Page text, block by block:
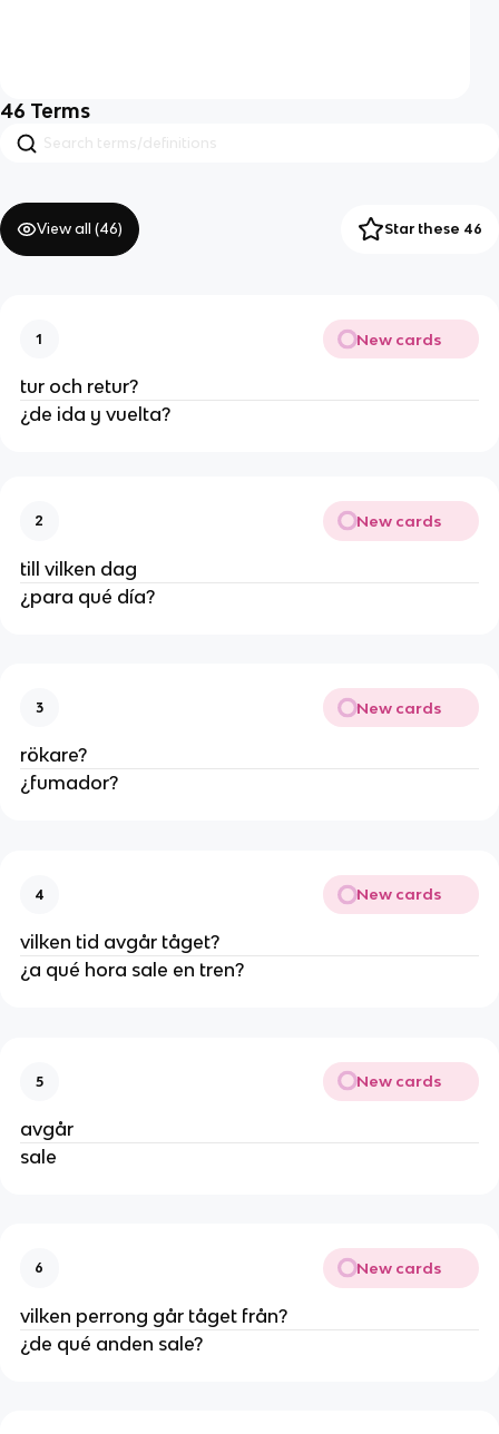
46 Terms
View all (46) Star these 46
1 New cards
tur och retur?
¿de ida y vuelta?
2 New cards
till vilken dag
¿para qué día?
3 New cards
rökare?
¿fumador?
4 New cards
vilken tid avgår tåget?
¿a qué hora sale en tren?
5 New cards
avgår
sale
6 New cards
vilken perrong går tåget från?
¿de qué anden sale?